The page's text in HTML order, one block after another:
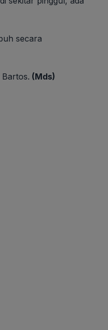
secara
(Mds)